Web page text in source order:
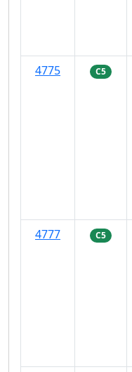
4775
C5
4777
C5